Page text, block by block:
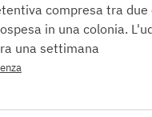
compresa tra due
in una colonia.
una settimana